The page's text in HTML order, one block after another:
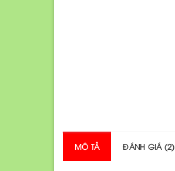
MÔ TẢ ĐÁNH GIÁ (2)